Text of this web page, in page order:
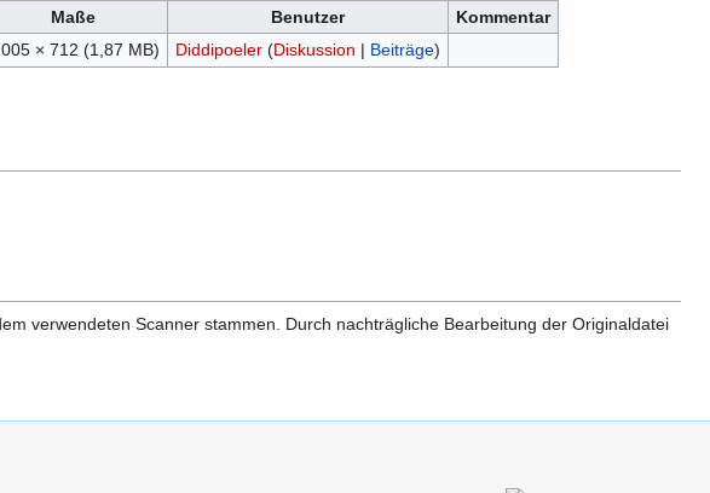
Maße Benutzer
Kommentar
× 712 (1,87 MB) Diddipoeler (Diskussion | Beiträge)
verwendeten Scanner stammen. Durch nachträgliche Bearbeitung der Originaldatei